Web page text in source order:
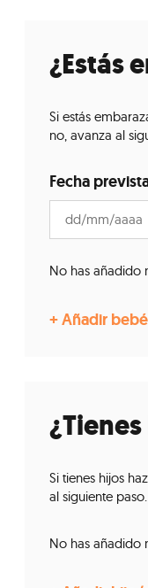
¿Estás
Si estás
no, avanza al
Fecha
No has añadido
Si tienes hijos
al siguiente paso.
No has añadido